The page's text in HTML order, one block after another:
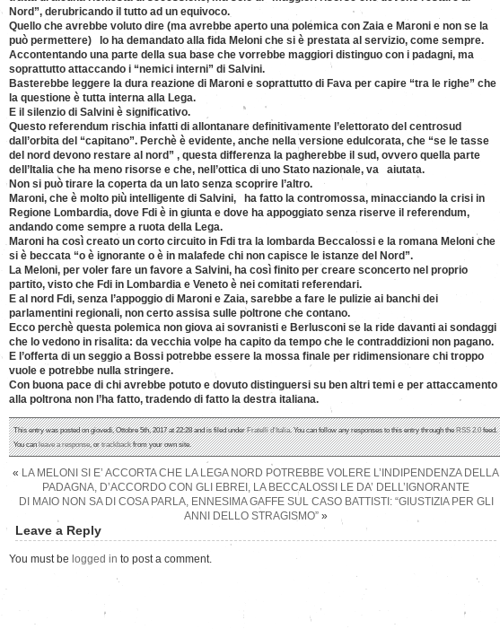
Nord”, derubricando il tutto ad un equivoco.
Quello che avrebbe voluto dire (ma avrebbe aperto una polemica con Zaia e Maroni e non se la
può permettere) lo ha demandato alla fida Meloni che si è prestata al servizio, come sempre.
Accontentando una parte della sua base che vorrebbe maggiori distinguo con i padagni, ma
soprattutto attaccando i “nemici interni” di Salvini.
Basterebbe leggere la dura reazione di Maroni e soprattutto di Fava per capire “tra le righe” che
la questione è tutta interna alla Lega.
E il silenzio di Salvini è significativo.
Questo referendum rischia infatti di allontanare definitivamente l’elettorato del centrosud
dall’orbita del “capitano”. Perchè è evidente, anche nella versione edulcorata, che “se le tasse
del nord devono restare al nord” , questa differenza la pagherebbe il sud, ovvero quella parte
dell’Italia che ha meno risorse e che, nell’ottica di uno Stato nazionale, va aiutata.
Non si può tirare la coperta da un lato senza scoprire l’altro.
Maroni, che è molto più intelligente di Salvini, ha fatto la contromossa, minacciando la crisi in
Regione Lombardia, dove Fdi è in giunta e dove ha appoggiato senza riserve il referendum,
andando come sempre a ruota della Lega.
Maroni ha così creato un corto circuito in Fdi tra la lombarda Beccalossi e la romana Meloni che
si è beccata “o è ignorante o è in malafede chi non capisce le istanze del Nord”.
La Meloni, per voler fare un favore a Salvini, ha così finito per creare sconcerto nel proprio
partito, visto che Fdi in Lombardia e Veneto è nei comitati referendari.
E al nord Fdi, senza l’appoggio di Maroni e Zaia, sarebbe a fare le pulizie ai banchi dei
parlamentini regionali, non certo assisa sulle poltrone che contano.
Ecco perchè questa polemica non giova ai sovranisti e Berlusconi se la ride davanti ai sondaggi
che lo vedono in risalita: da vecchia volpe ha capito da tempo che le contraddizioni non pagano.
E l’offerta di un seggio a Bossi potrebbe essere la mossa finale per ridimensionare chi troppo
vuole e potrebbe nulla stringere.
Con buona pace di chi avrebbe potuto e dovuto distinguersi su ben altri temi e per attaccamento
alla poltrona non l’ha fatto, tradendo di fatto la destra italiana.
This entry was posted on giovedì, Ottobre 5th, 2017 at 22:28 and is filed underFratelli d'Italia. You can follow any responses to this entry through theRSS 2.0feed.
You canleave a response, ortrackbackfrom your own site.
« LA MELONI SI E’ ACCORTA CHE LA LEGA NORD POTREBBE VOLERE L’INDIPENDENZA DELLA
PADAGNA, D’ACCORDO CON GLI EBREI, LA BECCALOSSI LE DA’ DELL’IGNORANTE
DI MAIO NON SA DI COSA PARLA, ENNESIMA GAFFE SUL CASO BATTISTI: “GIUSTIZIA PER GLI
ANNI DELLO STRAGISMO” »
Leave a Reply
You must be logged in to post a comment.